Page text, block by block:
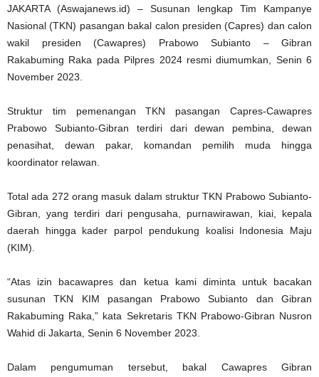
JAKARTA (Aswajanews.id) – Susunan lengkap Tim Kampanye
Nasional (TKN) pasangan bakal calon presiden (Capres) dan calon
wakil presiden (Cawapres) Prabowo Subianto – Gibran
Rakabuming Raka pada Pilpres 2024 resmi diumumkan, Senin 6
November 2023.
Struktur tim pemenangan TKN pasangan Capres-Cawapres
Prabowo Subianto-Gibran terdiri dari dewan pembina, dewan
penasihat, dewan pakar, komandan pemilih muda hingga
koordinator relawan.
Total ada 272 orang masuk dalam struktur TKN Prabowo Subianto-
Gibran, yang terdiri dari pengusaha, purnawirawan, kiai, kepala
daerah hingga kader parpol pendukung koalisi Indonesia Maju
(KIM).
“Atas izin bacawapres dan ketua kami diminta untuk bacakan
susunan TKN KIM pasangan Prabowo Subianto dan Gibran
Rakabuming Raka,” kata Sekretaris TKN Prabowo-Gibran Nusron
Wahid di Jakarta, Senin 6 November 2023.
Dalam pengumuman tersebut, bakal Cawapres Gibran